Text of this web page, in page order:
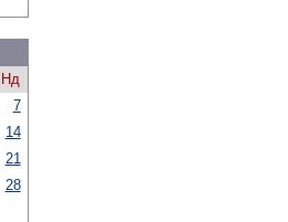
Нд
7
14
21
28